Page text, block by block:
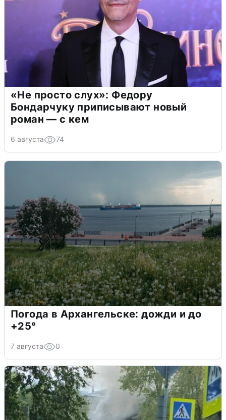
«Не просто слух»: Федору
Бондарчуку приписывают новый
роман — с кем
6 августа 74
Погода в Архангельске: дожди и до
+25°
7 августа 0